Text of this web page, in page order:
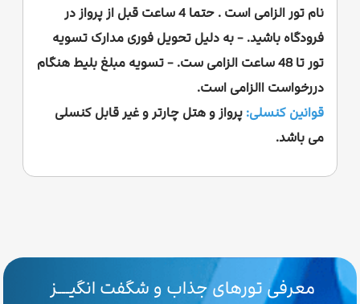
نام تور الزامی است . حتما 4 ساعت قبل از پرواز در
فرودگاه باشید. - به دلیل تحویل فوری مدارک تسویه
تور تا 48 ساعت الزامی ست. - تسویه مبلغ بلیط هنگام
دررخواست االزامی است.
قوانین کنسلی:پرواز و هتل چارتر و غیر قابل کنسلی
می باشد.
معرفی تورهای جذاب و شگفت انگیـــز